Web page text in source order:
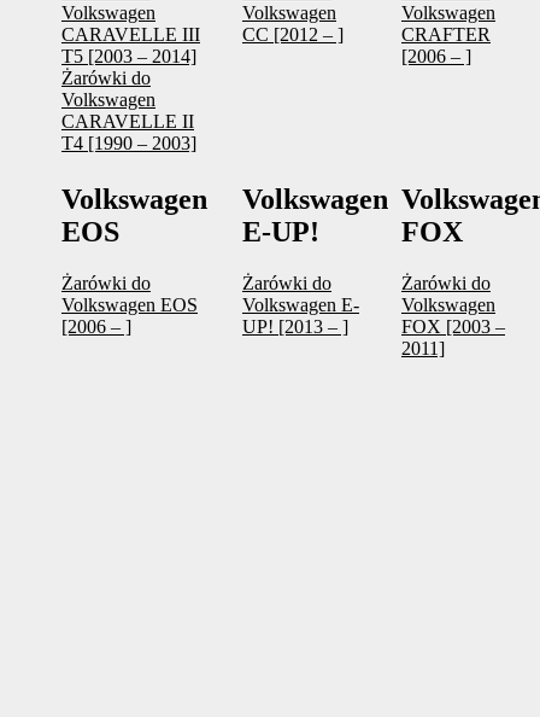
Volkswagen
CARAVELLE III
T5 [2003 – 2014]
Żarówki do
Volkswagen
CARAVELLE II
T4 [1990 – 2003]
Volkswagen
CC [2012 – ]
Volkswagen
CRAFTER
[2006 – ]
Volkswagen
EOS
Żarówki do
Volkswagen EOS
[2006 – ]
Volkswagen
E-UP!
Żarówki do
Volkswagen E-
UP! [2013 – ]
FOX
Żarówki do
Volkswagen
FOX [2003 –
2011]